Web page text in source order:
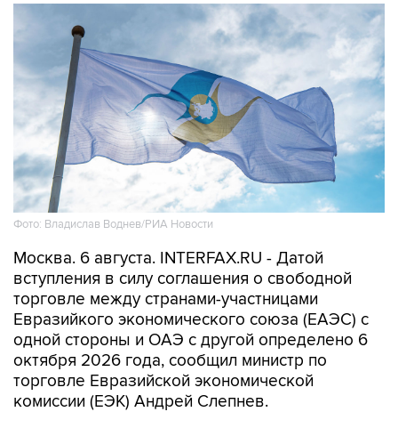
Фото: Владислав Воднев/РИА Новости
Москва. 6 августа. INTERFAX.RU - Датой
вступления в силу соглашения о свободной
торговле между странами-участницами
Евразийкого экономического союза (ЕАЭС) с
одной стороны и ОАЭ с другой определено 6
октября 2026 года, сообщил министр по
торговле Евразийской экономической
комиссии (ЕЭК) Андрей Слепнев.